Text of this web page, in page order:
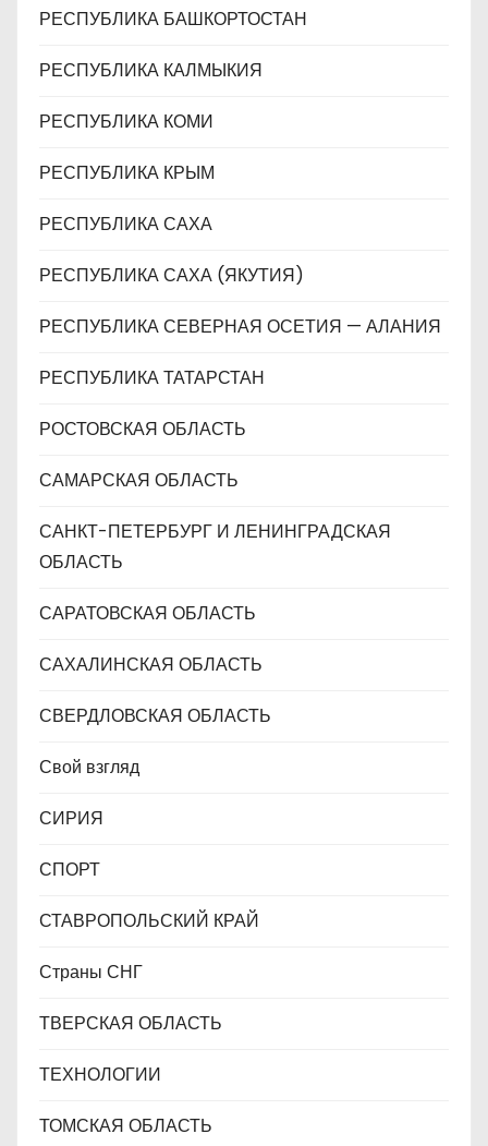
РЕСПУБЛИКА БАШКОРТОСТАН
РЕСПУБЛИКА КАЛМЫКИЯ
РЕСПУБЛИКА КОМИ
РЕСПУБЛИКА КРЫМ
РЕСПУБЛИКА САХА
РЕСПУБЛИКА САХА (ЯКУТИЯ)
РЕСПУБЛИКА СЕВЕРНАЯ ОСЕТИЯ — АЛАНИЯ
РЕСПУБЛИКА ТАТАРСТАН
РОСТОВСКАЯ ОБЛАСТЬ
САМАРСКАЯ ОБЛАСТЬ
САНКТ-ПЕТЕРБУРГ И ЛЕНИНГРАДСКАЯ
ОБЛАСТЬ
САРАТОВСКАЯ ОБЛАСТЬ
САХАЛИНСКАЯ ОБЛАСТЬ
СВЕРДЛОВСКАЯ ОБЛАСТЬ
Свой взгляд
СИРИЯ
СПОРТ
СТАВРОПОЛЬСКИЙ КРАЙ
Страны СНГ
ТВЕРСКАЯ ОБЛАСТЬ
ТЕХНОЛОГИИ
ТОМСКАЯ ОБЛАСТЬ